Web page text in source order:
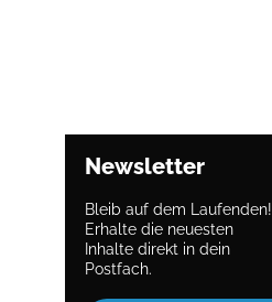
Newsletter
Bleib auf dem Laufenden!
Erhalte die neuesten
Inhalte direkt in dein
Postfach.